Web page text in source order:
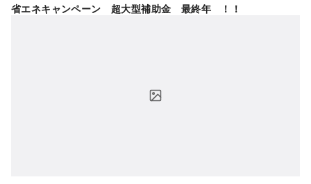
省エネキャンペーン 超大型補助金 最終年 ！！